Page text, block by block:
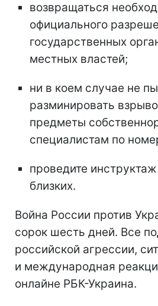
возвращаться
официального
государственных
местных властей;
ни в коем случае не
разминировать
предметы
специалистам по
проведите
близких.
Война России против
сорок шесть дней. Все
российской агрессии,
и международная
онлайне РБК-Украина.